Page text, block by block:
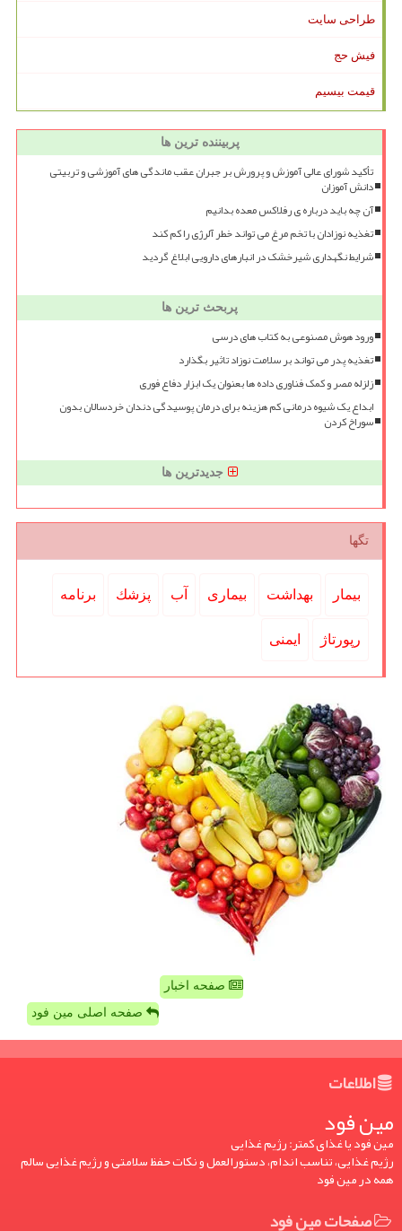
طراحی سایت
فیش حج
قیمت بیسیم
پربیننده ترین ها
تأکید شورای عالی آموزش و پرورش بر جبران عقب ماندگی های آموزشی و تربیتی
دانش آموزان
آن چه باید درباره ی رفلاکس معده بدانیم
تغذیه نوزادان با تخم مرغ می تواند خطر آلرژی را کم کند
شرایط نگهداری شیرخشک در انبارهای دارویی ابلاغ گردید
پربحث ترین ها
ورود هوش مصنوعی به کتاب های درسی
تغذیه پدر می تواند بر سلامت نوزاد تاثیر بگذارد
زلزله مصر و کمک فناوری داده ها بعنوان یک ابزار دفاع فوری
ابداع یک شیوه درمانی کم هزینه برای درمان پوسیدگی دندان خردسالان بدون
سوراخ کردن
جدیدترین ها
تگها
بیمار بهداشت بیماری آب پزشك برنامه
رپورتاژ ایمنی
صفحه اخبار
صفحه اصلی مین فود
اطلاعات
مین فود
مین فود یا غذای کمتر: رژیم غذایی
رژیم غذایی، تناسب اندام، دستورالعمل و نکات حفظ سلامتی و رژیم غذایی سالم
همه در مین فود
صفحات مین فود